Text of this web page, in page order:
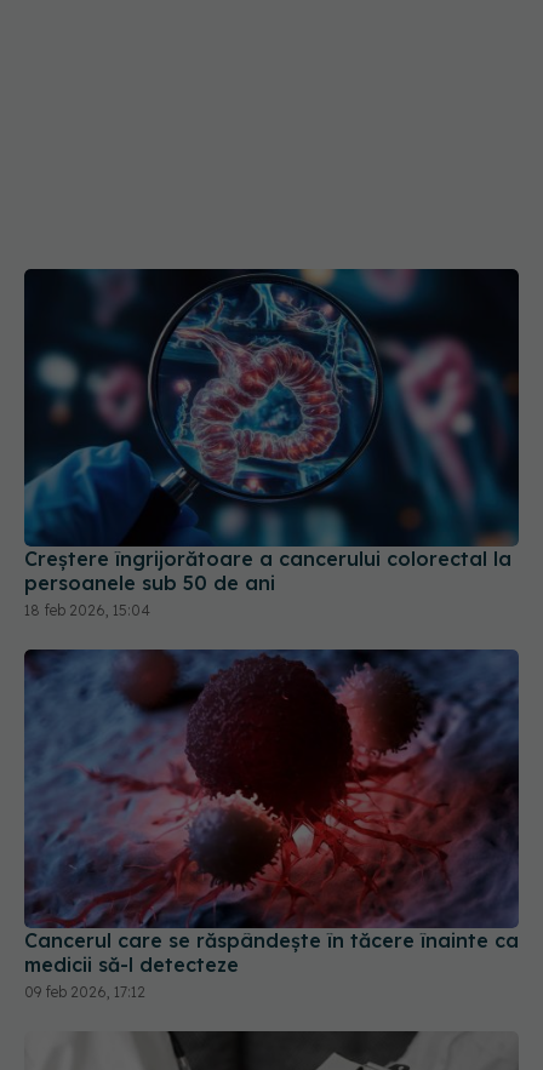
Creștere îngrijorătoare a cancerului colorectal la
persoanele sub 50 de ani
18 feb 2026, 15:04
Cancerul care se răspândește în tăcere înainte ca
medicii să-l detecteze
09 feb 2026, 17:12